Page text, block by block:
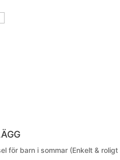
för barn i sommar (Enkelt &